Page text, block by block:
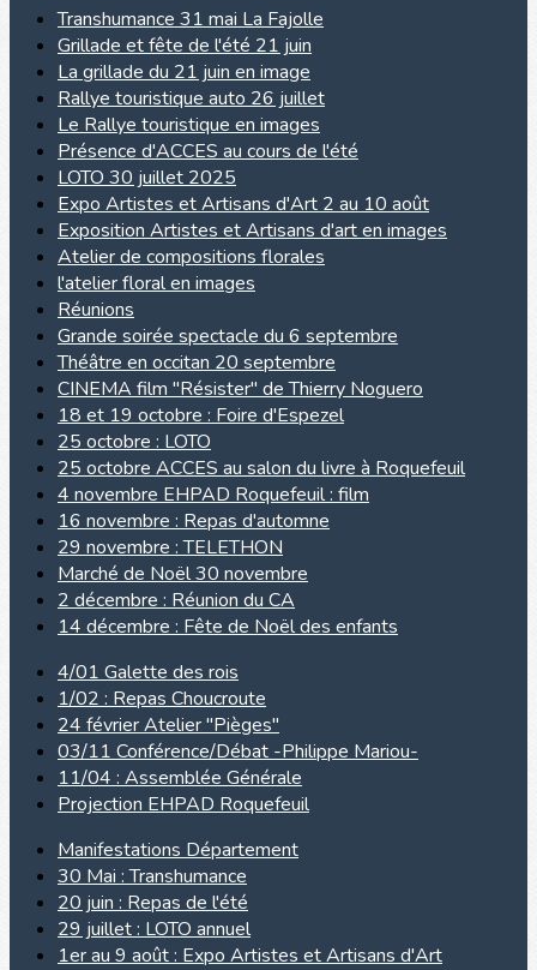
Transhumance 31 mai La Fajolle
Grillade et fête de l'été 21 juin
La grillade du 21 juin en image
Rallye touristique auto 26 juillet
Le Rallye touristique en images
Présence d'ACCES au cours de l'été
LOTO 30 juillet 2025
Expo Artistes et Artisans d'Art 2 au 10 août
Exposition Artistes et Artisans d'art en images
Atelier de compositions florales
l'atelier floral en images
Réunions
Grande soirée spectacle du 6 septembre
Théâtre en occitan 20 septembre
CINEMA film "Résister" de Thierry Noguero
18 et 19 octobre : Foire d'Espezel
25 octobre : LOTO
25 octobre ACCES au salon du livre à Roquefeuil
4 novembre EHPAD Roquefeuil : film
16 novembre : Repas d'automne
29 novembre : TELETHON
Marché de Noël 30 novembre
2 décembre : Réunion du CA
14 décembre : Fête de Noël des enfants
4/01 Galette des rois
1/02 : Repas Choucroute
24 février Atelier "Pièges"
03/11 Conférence/Débat -Philippe Mariou-
11/04 : Assemblée Générale
Projection EHPAD Roquefeuil
Manifestations Département
30 Mai : Transhumance
20 juin : Repas de l'été
29 juillet : LOTO annuel
1er au 9 août : Expo Artistes et Artisans d'Art